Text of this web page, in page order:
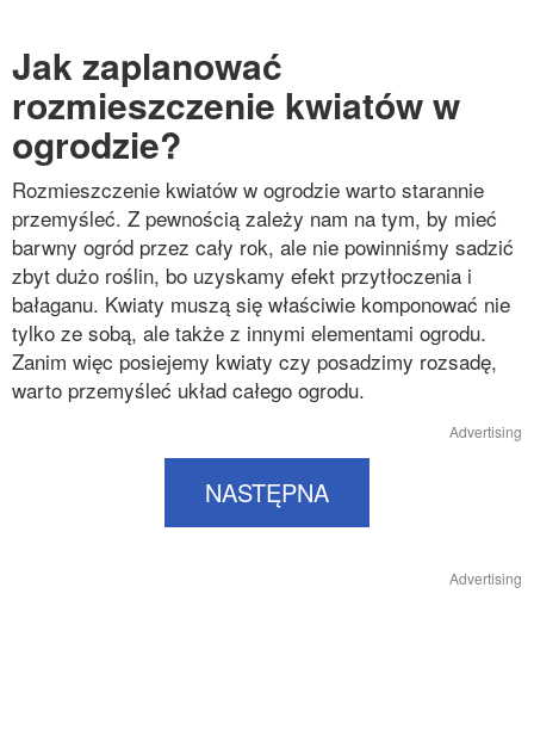
Jak zaplanować
rozmieszczenie kwiatów w
ogrodzie?
Rozmieszczenie kwiatów w ogrodzie warto starannie
przemyśleć. Z pewnością zależy nam na tym, by mieć
barwny ogród przez cały rok, ale nie powinniśmy sadzić
zbyt dużo roślin, bo uzyskamy efekt przytłoczenia i
bałaganu. Kwiaty muszą się właściwie komponować nie
tylko ze sobą, ale także z innymi elementami ogrodu.
Zanim więc posiejemy kwiaty czy posadzimy rozsadę,
warto przemyśleć układ całego ogrodu.
Advertising
NASTĘPNA
Advertising